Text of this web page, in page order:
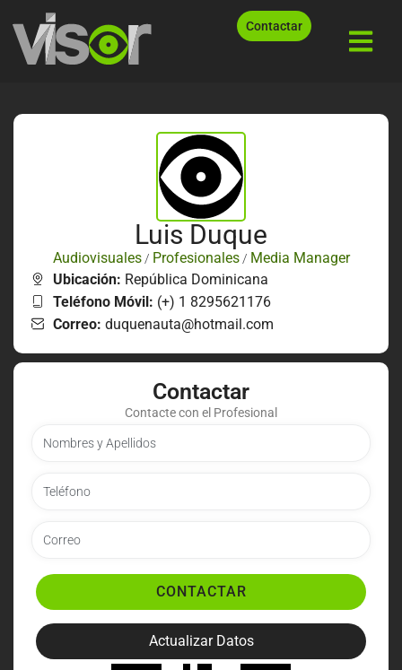
Contactar
Luis Duque
Audiovisuales/ Profesionales/ Media Manager
Ubicación: República Dominicana
Teléfono Móvil: (+) 1 8295621176
Correo: duquenauta@hotmail.com
Contactar
Contacte con el Profesional
CONTACTAR
Actualizar Datos